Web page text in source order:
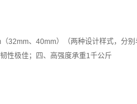
32mm、40mm）（两种设计样式，分
性极佳；四、高强度承重1千公斤